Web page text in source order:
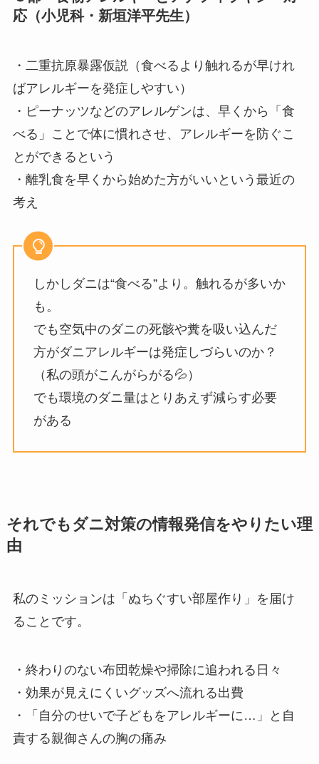
応（小児科・新垣洋平先生）
・二重抗原暴露仮説（食べるより触れるが早けれ
ばアレルギーを発症しやすい）
・ピーナッツなどのアレルゲンは、早くから「食
べる」ことで体に慣れさせ、アレルギーを防ぐこ
とができるという
・離乳食を早くから始めた方がいいという最近の
考え
しかしダニは“食べる”より。触れるが多いか
も。
でも空気中のダニの死骸や糞を吸い込んだ
方がダニアレルギーは発症しづらいのか？
（私の頭がこんがらがる💦）
でも環境のダニ量はとりあえず減らす必要
がある
それでも ダニ対策の情報発信をやりたい理
由
私のミッションは「ぬちぐすい部屋作り」を届け
ることです。
・終わりのない布団乾燥や掃除に追われる日々
・効果が見えにくいグッズへ流れる出費
・「自分のせいで子どもをアレルギーに…」と自
責する親御さんの胸の痛み